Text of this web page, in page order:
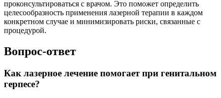
проконсультироваться с врачом. Это поможет определить
целесообразность применения лазерной терапии в каждом
конкретном случае и минимизировать риски, связанные с
процедурой.
Вопрос-ответ
Как лазерное лечение помогает при генитальном
герпесе?